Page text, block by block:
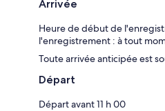
Arrivée
Heure de début de
l'enregistrement : à tout
Toute arrivée anticipée est
Départ
Départ avant 11 h 00